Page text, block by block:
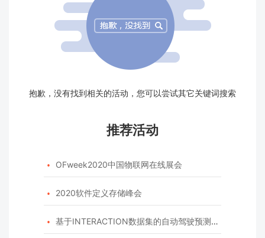
抱歉，没有找到相关的活动，您可以尝试其它关键词搜索
推荐活动
 OFweek2020中国物联网在线展会
 2020软件定义存储峰会
 基于INTERACTION数据集的自动驾驶预测模型挑战赛